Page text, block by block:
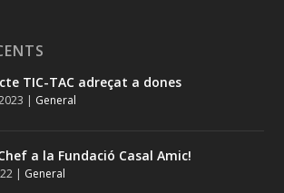
TIC-TAC adreçat a dones
| General
a la Fundació Casal Amic!
| General